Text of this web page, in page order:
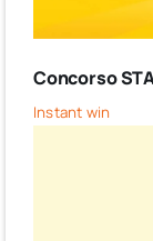
Concorso
Instant win